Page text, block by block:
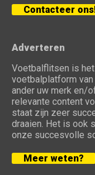
Contacteer
Adverteren
Voetbalflitsen is
voetbalplatform
ander uw merk en/
relevante content
staat zijn zeer
draaien. Het is ook
onze succesvolle
Meer weten?